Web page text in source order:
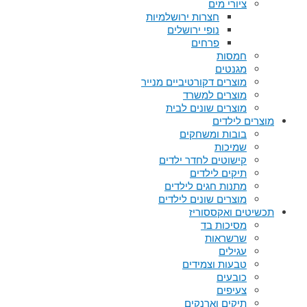
ציורי מים
חצרות ירושלמיות
נופי ירושלים
פרחים
חמסות
מגנטים
מוצרים דקורטיביים מנייר
מוצרים למשרד
מוצרים שונים לבית
מוצרים לילדים
בובות ומשחקים
שמיכות
קישוטים לחדר ילדים
תיקים לילדים
מתנות חגים לילדים
מוצרים שונים לילדים
תכשיטים ואקססוריז
מסיכות בד
שרשראות
עגילים
טבעות וצמידים
כובעים
צעיפים
תיקים וארנקים